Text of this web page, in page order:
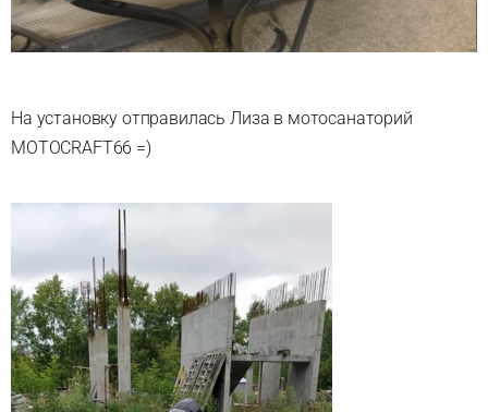
На установку отправилась Лиза в мотосанаторий
MOTOCRAFT66 =)